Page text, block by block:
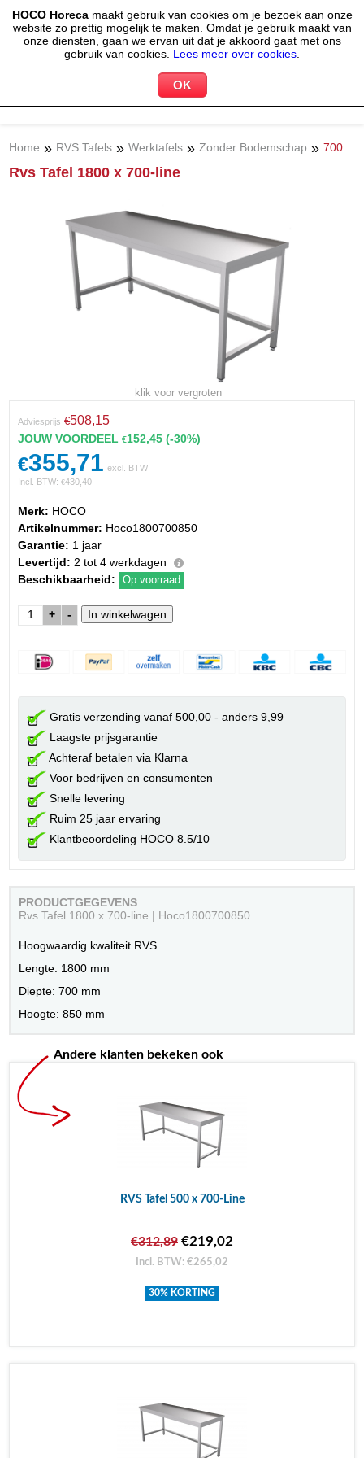
HOCO Horecamaakt gebruik van cookies om je bezoek aan onze
website zo prettig mogelijk te maken. Omdat je gebruik maakt van
onze diensten, gaan we ervan uit dat je akkoord gaat met ons
gebruik van cookies. Lees meer over cookies
(020) 497 6325 info@hocohoreca.nl
MIJN ACCOUNT 0 WINKELWAGEN
Home » RVS Tafels » Werktafels » Zonder Bodemschap » 700
Rvs Tafel 1800 x 700-line
klik voor vergroten
Adviesprijs €508,15
JOUW VOORDEEL€152,45 (-30%)
€355,71 excl. BTW
Incl. BTW:€430,40
Merk: HOCO
Artikelnummer: Hoco1800700850
Garantie: 1 jaar
Levertijd: 2 tot 4 werkdagen
Beschikbaarheid:
Op voorraad
+ -
Gratis verzending vanaf 500,00 - anders 9,99
Laagste prijsgarantie
Achteraf betalen via Klarna
Voor bedrijven en consumenten
Snelle levering
Ruim 25 jaar ervaring
Klantbeoordeling HOCO 8.5/10
PRODUCTGEGEVENS
Rvs Tafel 1800 x 700-line | Hoco1800700850
Hoogwaardig kwaliteit RVS.
Lengte: 1800 mm
Diepte: 700 mm
Hoogte: 850 mm
Andere klanten bekeken ook
RVS Tafel 500 x 700-Line
€312,89 €219,02
Incl. BTW: €265,02
30% KORTING